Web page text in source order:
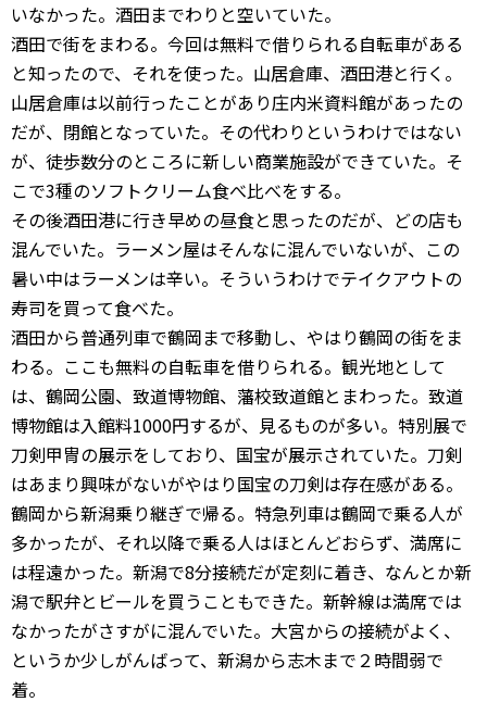
いなかった。酒田までわりと空いていた。
酒田で街をまわる。今回は無料で借りられる自転車がある
と知ったので、それを使った。山居倉庫、酒田港と行く。
山居倉庫は以前行ったことがあり庄内米資料館があったの
だが、閉館となっていた。その代わりというわけではない
が、徒歩数分のところに新しい商業施設ができていた。そ
こで3種のソフトクリーム食べ比べをする。
その後酒田港に行き早めの昼食と思ったのだが、どの店も
混んでいた。ラーメン屋はそんなに混んでいないが、この
暑い中はラーメンは辛い。そういうわけでテイクアウトの
寿司を買って食べた。
酒田から普通列車で鶴岡まで移動し、やはり鶴岡の街をま
わる。ここも無料の自転車を借りられる。観光地として
は、鶴岡公園、致道博物館、藩校致道館とまわった。致道
博物館は入館料1000円するが、見るものが多い。特別展で
刀剣甲冑の展示をしており、国宝が展示されていた。刀剣
はあまり興味がないがやはり国宝の刀剣は存在感がある。
鶴岡から新潟乗り継ぎで帰る。特急列車は鶴岡で乗る人が
多かったが、それ以降で乗る人はほとんどおらず、満席に
は程遠かった。新潟で8分接続だが定刻に着き、なんとか新
潟で駅弁とビールを買うこともできた。新幹線は満席では
なかったがさすがに混んでいた。大宮からの接続がよく、
というか少しがんばって、新潟から志木まで２時間弱で
着。